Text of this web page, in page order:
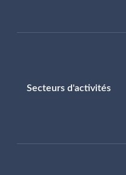
Secteurs d'activités